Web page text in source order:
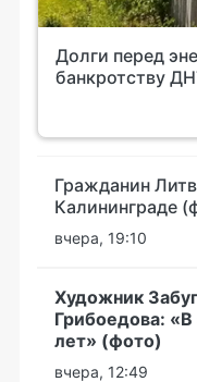
Долги перед
банкротству
Гражданин
Калининграде
вчера, 19:10
Художник
Грибоедова:
лет» (фото)
вчера, 12:49